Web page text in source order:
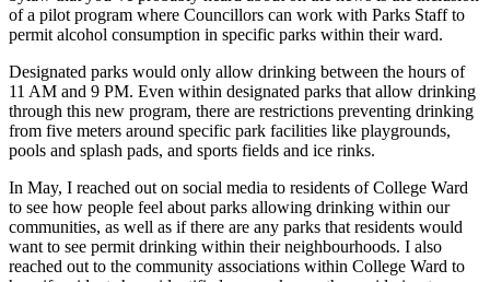
of a pilot program where Councillors can work with Parks Staff to
permit alcohol consumption in specific parks within their ward.
Designated parks would only allow drinking between the hours of
11 AM and 9 PM. Even within designated parks that allow drinking
through this new program, there are restrictions preventing drinking
from five meters around specific park facilities like playgrounds,
pools and splash pads, and sports fields and ice rinks.
In May, I reached out on social media to residents of College Ward
to see how people feel about parks allowing drinking within our
communities, as well as if there are any parks that residents would
want to see permit drinking within their neighbourhoods. I also
reached out to the community associations within College Ward to